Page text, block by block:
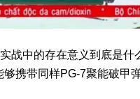
战中的存在意义到底是什
携带同样PG-7聚能破甲